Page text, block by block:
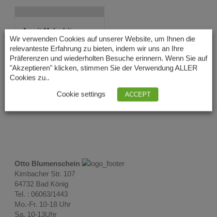
Azurit Malachit
Edelstein Creolen ...
81,00€ Lieferzeit: 3 – 5
Tage
Otto Blumenschein
Kimbacher Str. 107
64732 Bad König
Tel. : 06063/1443
Mo.-Fr. 10-18 Uhr
Sa. 10-13Uhr
Wir verwenden Cookies auf unserer Website, um Ihnen die
relevanteste Erfahrung zu bieten, indem wir uns an Ihre
Präferenzen und wiederholten Besuche erinnern. Wenn Sie auf
"Akzeptieren" klicken, stimmen Sie der Verwendung ALLER
Cookies zu..
Cookie settings ACCEPT